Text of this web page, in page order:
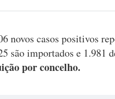
novos casos positivos
são importados e 1.981
por concelho.